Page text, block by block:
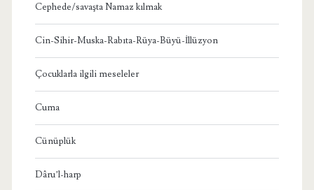
Cephede/savaşta Namaz kılmak
Cin-Sihir-Muska-Rabıta-Rüya-Büyü-İllüzyon
Çocuklarla ilgili meseleler
Cuma
Cünüplük
Dâru’l-harp